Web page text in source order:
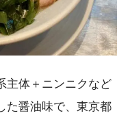
主体＋ニンニクなど
た醤油味で、東京都